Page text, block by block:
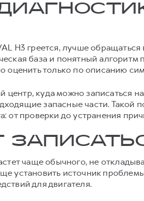
H3 греется, лучше
база и понятный
оценить только по описанию
куда можно записаться
запасные части. Такой
от проверки до устранения
чаще обычного, не
установить источник
для двигателя.